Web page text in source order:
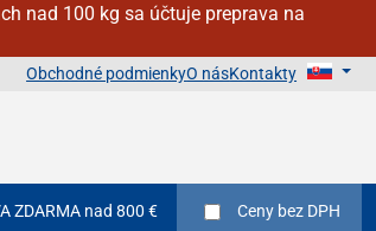
nad 100 kg sa účtuje preprava na
Obchodné podmienkyO násKontakty
ZDARMA nad 800 € Ceny bez DPH